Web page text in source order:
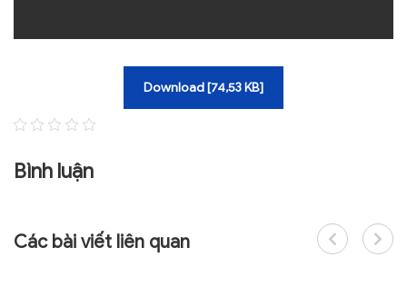
Download [74,53 KB]
Bình luận
Các bài viết liên quan